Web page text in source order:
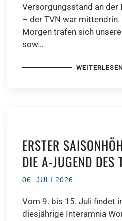
Versorgungsstand an der
– der TVN war
Morgen trafen sich
sow…
ERSTER
DIE A-JUGEND DES
06. JULI 2026
Vom 9. bis 15. Juli findet
diesjährige Interamnia